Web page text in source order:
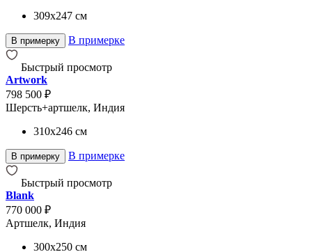
309x247 см
В примерку В примерке
Быстрый просмотр
Artwork
798 500 ₽
Шерсть+артшелк, Индия
310x246 см
В примерку В примерке
Быстрый просмотр
Blank
770 000 ₽
Артшелк, Индия
300x250 см